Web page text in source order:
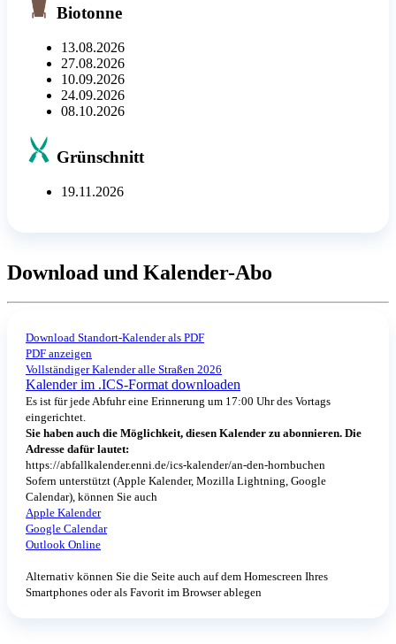
Biotonne
13.08.2026
27.08.2026
10.09.2026
24.09.2026
08.10.2026
Grünschnitt
19.11.2026
Download und Kalender-Abo
Download Standort-Kalender als PDF
PDF anzeigen
Vollständiger Kalender alle Straßen 2026
Kalender im .ICS-Format downloaden
Es ist für jede Abfuhr eine Erinnerung um 17:00 Uhr des Vortags
eingerichtet.
Sie haben auch die Möglichkeit, diesen Kalender zu abonnieren. Die
Adresse dafür lautet:
https://abfallkalender.enni.de/ics-kalender/an-den-hornbuchen
Sofern unterstützt (Apple Kalender, Mozilla Lightning, Google
Calendar), können Sie auch
Apple Kalender
Google Calendar
Outlook Online
Alternativ können Sie die Seite auch auf dem Homescreen Ihres
Smartphones oder als Favorit im Browser ablegen